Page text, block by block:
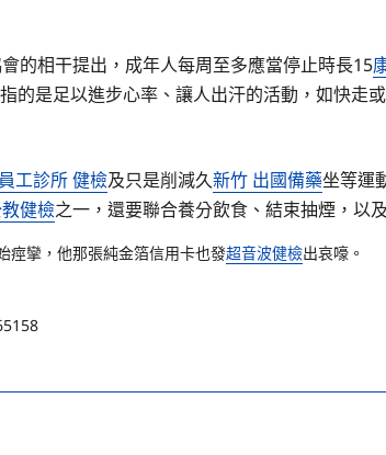
的相干提出，成年人每周至多應當停止時長15
的是足以進步心率、讓人出汗的活動，如快走
員工診所 健檢及只是削減久新竹 出國備藥坐等運
健檢之一，還要聯合養分飲食、結束抽煙，以
痙攣，他那張純金箔信用卡也發超音波健檢出哀嚎。